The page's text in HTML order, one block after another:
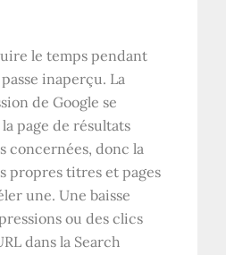
le temps pendant
inaperçu. La
de Google se
page de résultats
concernées, donc la
propres titres et pages
une. Une baisse
ou des clics
dans la Search